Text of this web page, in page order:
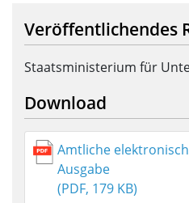
Veröffentlichendes
Staatsministerium für
Download
Amtliche
Ausgabe
(PDF, 179 KB)